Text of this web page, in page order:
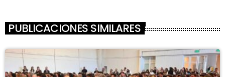
PUBLICACIONES SIMILARES